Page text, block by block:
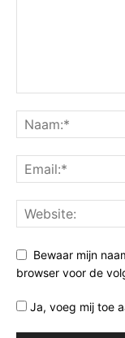
Bewaar mijn
browser voor de
Ja, voeg mij toe